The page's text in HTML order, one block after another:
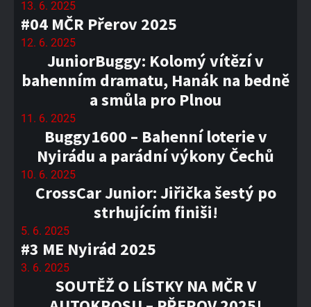
13. 6. 2025
#04 MČR Přerov 2025
12. 6. 2025
JuniorBuggy: Kolomý vítězí v
bahenním dramatu, Hanák na bedně
a smůla pro Plnou
11. 6. 2025
Buggy1600 – Bahenní loterie v
Nyirádu a parádní výkony Čechů
10. 6. 2025
CrossCar Junior: Jiřička šestý po
strhujícím finiši!
5. 6. 2025
#3 ME Nyirád 2025
3. 6. 2025
SOUTĚŽ O LÍSTKY NA MČR V